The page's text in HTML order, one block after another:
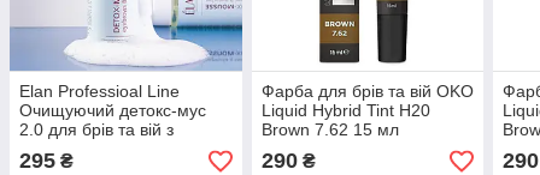
Elan Professioal Line
Очищуючий детокс-мус
2.0 для брів та вій з
бактерицидним ефектом
295 ₴
Фарба для брів та вій OKO
Liquid Hybrid Tint H20
Brown 7.62 15 мл
290₴ 290